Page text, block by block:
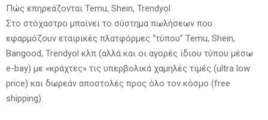
Πώς επηρεάζονται Temu, Shein, Trendyol
Στο στόχαστρο μπαίνει το σύστημα πωλήσεων που
εφαρμόζουν εταιρικές πλατφόρμες “τύπου” Temu, Shein,
Bangood, Trendyol κλπ (αλλά και οι αγορές ίδιου τύπου μέσω
e-bay) με «κράχτες» τις υπερβολικά χαμηλές τιμές (ultra low
price) και δωρεάν αποστολές προς όλο τον κόσμο (free
shipping).